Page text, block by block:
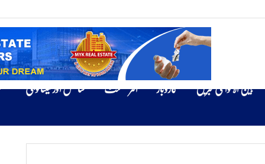
بین الاقوامی خبریں کاروبار انٹرٹینمنٹ سائنس اور ٹیکنالوجی